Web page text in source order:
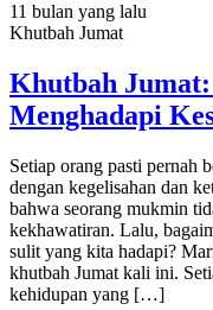
11 bulan yang lalu
Khutbah Jumat
Khutbah
Menghadapi
Setiap orang pasti pernah
dengan kegelisahan dan
bahwa seorang mukmin
kekhawatiran. Lalu,
sulit yang kita hadapi?
khutbah Jumat kali ini.
kehidupan yang […]